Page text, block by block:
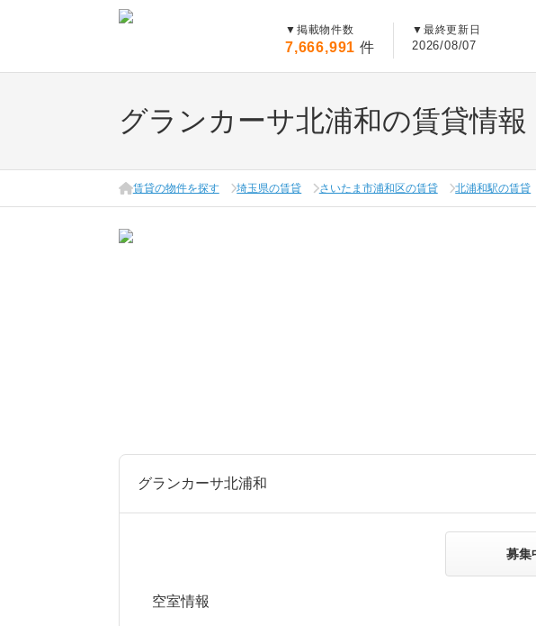
▼ 掲載物件数
7,666,991 件
▼ 最終更新日
2026/08/07
グランカーサ北浦和の賃貸情報
賃貸の物件を探す 埼玉県の賃貸 さいたま市浦和区の賃貸 北浦和駅の賃貸
グランカーサ北浦和
募集
空室情報